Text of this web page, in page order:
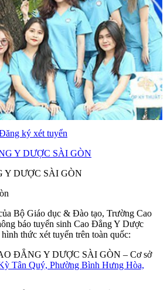
Y DƯỢC SÀI GÒN
Bộ Giáo dục & Đào tạo, Trường Cao
báo tuyển sinh Cao Đẳng Y Dược
thức xét tuyển trên toàn quốc:
– Cơ sở
Tân Quý, Phường Bình Hưng Hòa,